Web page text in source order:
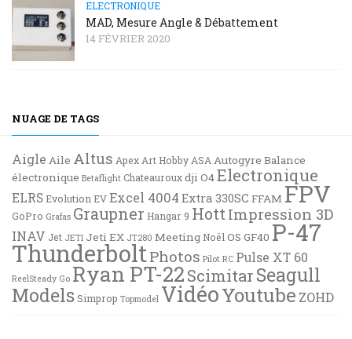
ELECTRONIQUE
MAD, Mesure Angle & Débattement
14 FÉVRIER 2020
NUAGE DE TAGS
Aigle Aile Altus ApexArt HobbyASAAutogyre Balance
électronique Betaflight Chateaurouxdji O4Electronique
ELRS Evolution EVExcel 4004 Extra 330SC FFAM FPV
GoPro Grafas Graupner Hangar 9 HottImpression 3D
INAV Jet JETI Jeti EX JT280 Meeting NoëlOS GF40 P-47
ThunderboltPhotos Pilot RC Pulse XT 60
ReelSteady Go Ryan PT-22ScimitarSeagull
ModelsSimprop Topmodel VidéoYoutube ZOHD